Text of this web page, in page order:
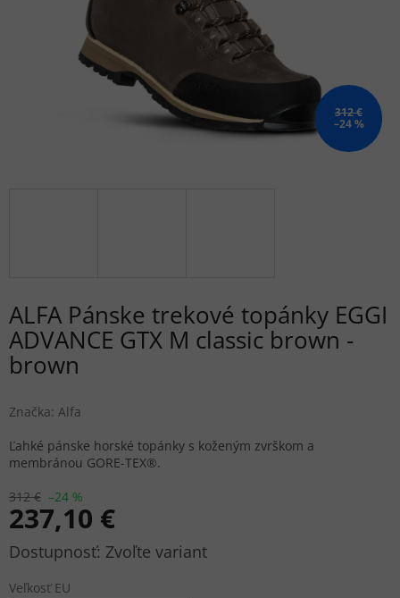
312 €
–24 %
ALFA Pánske trekové topánky EGGI
ADVANCE GTX M classic brown -
brown
Značka: Alfa
312 € –24 %
237,10 €
Jednotková
Zvoľte variant
Veľkosť EU
Ľahké pánske horské topánky s koženým zvrškom a
membránou GORE-TEX®.